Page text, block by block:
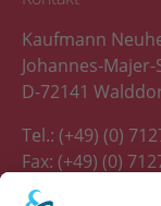
Kaufmann
Johannes-
D-72141
Tel.: (+49) (0)
Fax: (+49) (0)
E-Mail: